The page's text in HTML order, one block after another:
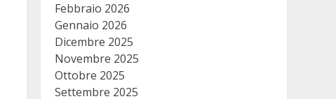
Febbraio 2026
Gennaio 2026
Dicembre 2025
Novembre 2025
Ottobre 2025
Settembre 2025